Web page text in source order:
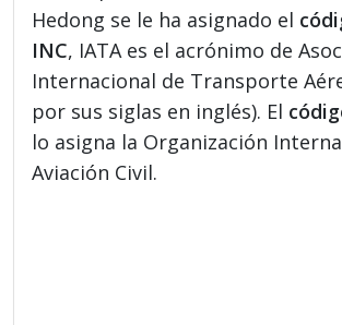
Hedong se le ha asignado el
INC, IATA es el acrónimo de
Internacional de Transporte
por sus siglas en inglés). El
lo asigna la Organización
Aviación Civil.